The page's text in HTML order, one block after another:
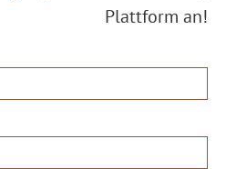
Plattform an!